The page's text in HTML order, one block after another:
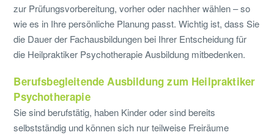
zur Prüfungsvorbereitung, vorher oder nachher wählen – so
wie es in Ihre persönliche Planung passt. Wichtig ist, dass Sie
die Dauer der Fachausbildungen bei Ihrer Entscheidung für
die Heilpraktiker Psychotherapie Ausbildung mitbedenken.
Berufsbegleitende Ausbildung zum Heilpraktiker
Psychotherapie
Sie sind berufstätig, haben Kinder oder sind bereits
selbstständig und können sich nur teilweise Freiräume